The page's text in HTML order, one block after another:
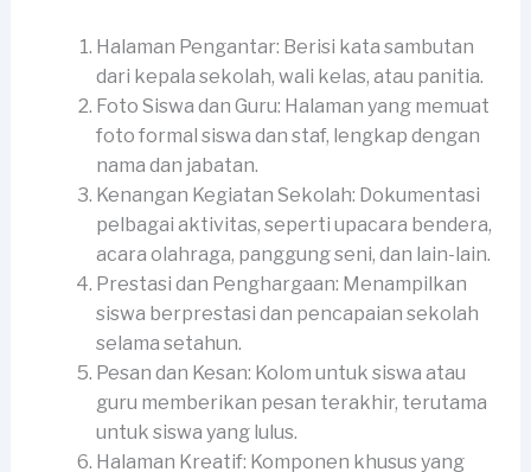
Halaman Pengantar: Berisi kata sambutan
dari kepala sekolah, wali kelas, atau panitia.
Foto Siswa dan Guru: Halaman yang memuat
foto formal siswa dan staf, lengkap dengan
nama dan jabatan.
Kenangan Kegiatan Sekolah: Dokumentasi
pelbagai aktivitas, seperti upacara bendera,
acara olahraga, panggung seni, dan lain-lain.
Prestasi dan Penghargaan: Menampilkan
siswa berprestasi dan pencapaian sekolah
selama setahun.
Pesan dan Kesan: Kolom untuk siswa atau
guru memberikan pesan terakhir, terutama
untuk siswa yang lulus.
Halaman Kreatif: Komponen khusus yang